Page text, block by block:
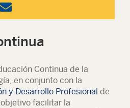
Continua de la
en conjunto con la
y Desarrollo Profesional de
facilitar la